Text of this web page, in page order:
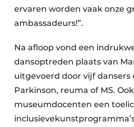
ervaren worden vaak onze
ambassadeurs!”.
Na afloop vond een
dansoptreden plaats van
uitgevoerd door vijf dansers
Parkinson, reuma of MS.
museumdocenten een